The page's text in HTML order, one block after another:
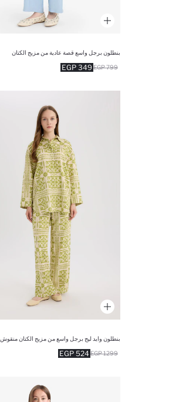
بنطلون برجل واسع قصة عادية من مزيج الكتان
349 EGP 799 EGP
بنطلون وايد ليج برجل واسع من مزيج الكتان منقوش
524 EGP 1299 EGP